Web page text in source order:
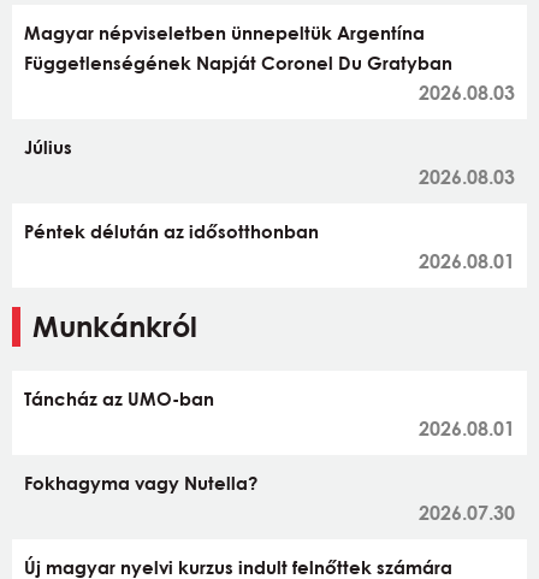
Magyar népviseletben ünnepeltük Argentína
Függetlenségének Napját Coronel Du Gratyban
2026.08.03
Július
2026.08.03
Péntek délután az idősotthonban
2026.08.01
Munkánkról
Táncház az UMO-ban
2026.08.01
Fokhagyma vagy Nutella?
2026.07.30
Új magyar nyelvi kurzus indult felnőttek számára